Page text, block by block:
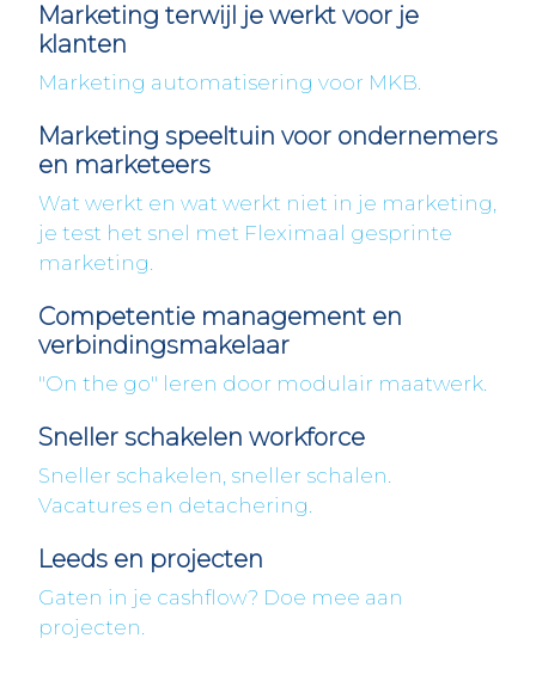
Marketing terwijl je werkt voor je
klanten
Marketing automatisering voor MKB.
Marketing speeltuin voor ondernemers
en marketeers
Wat werkt en wat werkt niet in je marketing,
je test het snel met Fleximaal gesprinte
marketing.
Competentie management en
verbindingsmakelaar
"On the go" leren door modulair maatwerk.
Sneller schakelen workforce
Sneller schakelen, sneller schalen.
Vacatures en detachering.
Leeds en projecten
Gaten in je cashflow? Doe mee aan
projecten.